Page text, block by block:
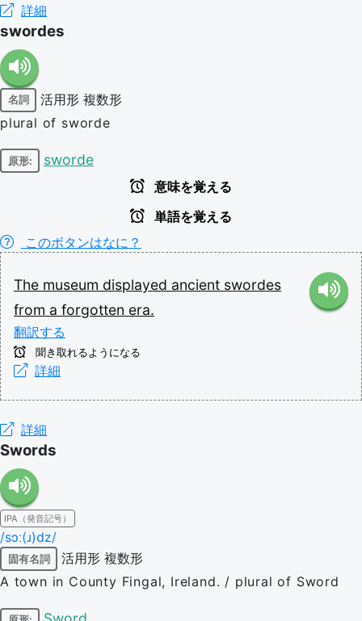
詳細
swordes
名詞 活用形 複数形
plural of sworde
原形: sworde
意味を覚える
単語を覚える
このボタンはなに？
The museum displayed ancient swordes
from a forgotten era.
翻訳する
聞き取れるようになる
詳細
詳細
Swords
IPA（発音記号）
/sɔː(ɹ)dz/
固有名詞 活用形 複数形
A town in County Fingal, Ireland. / plural of Sword